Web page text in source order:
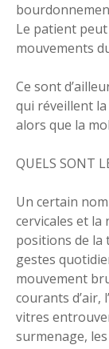
Le patient
mouvements
Ce sont
qui réveillent
alors que la
QUELS SONT
Un certain
cervicales et la
positions de la
gestes
mouvement
courants d’air,
vitres
surmenage,